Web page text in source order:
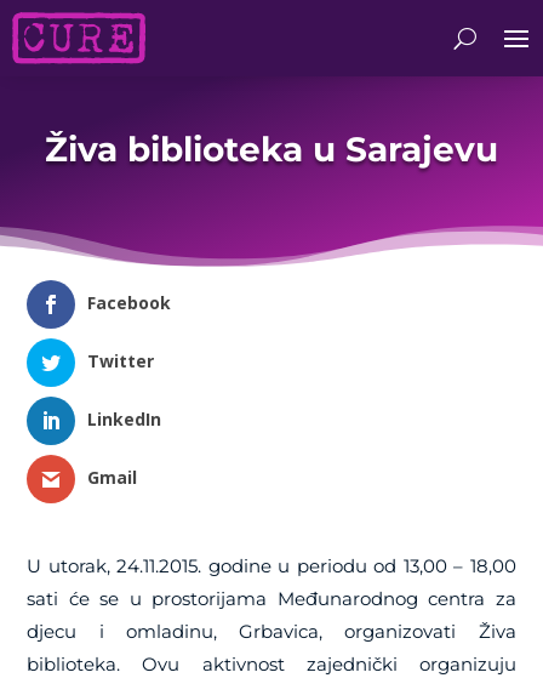
Živa biblioteka u Sarajevu
Facebook
Twitter
LinkedIn
Gmail
U utorak, 24.11.2015. godine u periodu od 13,00 – 18,00
sati će se u prostorijama Međunarodnog centra za
djecu i omladinu, Grbavica, organizovati Živa
biblioteka. Ovu aktivnost zajednički organizuju